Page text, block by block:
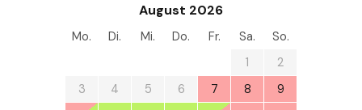
August 2026
Mo. Di. Mi. Do. Fr. Sa.
So.
1
2
3
4 5 6 7 8
9